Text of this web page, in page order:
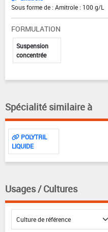
Sous forme de : Amitrole : 100 g/L
FORMULATION
Suspension
concentrée
Spécialité similaire à
POLYTRIL
LIQUIDE
Usages / Cultures